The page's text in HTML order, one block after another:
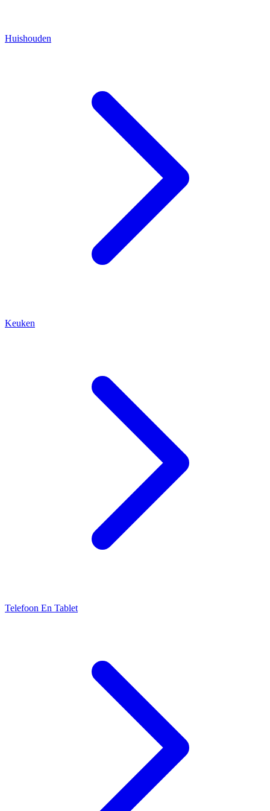
Huishouden
Keuken
Telefoon En Tablet